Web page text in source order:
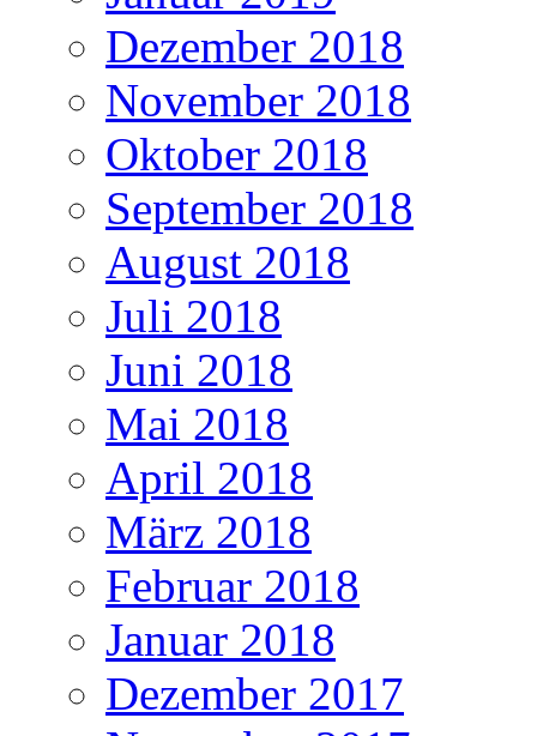
Dezember 2018
November 2018
Oktober 2018
September 2018
August 2018
Juli 2018
Juni 2018
Mai 2018
April 2018
März 2018
Februar 2018
Januar 2018
Dezember 2017